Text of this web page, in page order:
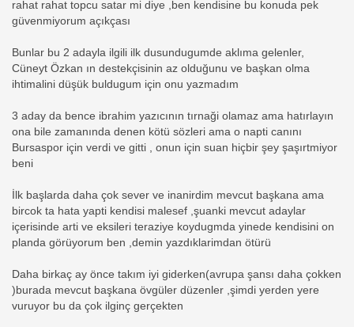
rahat rahat topcu satar mi diye ,ben kendisine bu konuda pek
güvenmiyorum açıkçası
Bunlar bu 2 adayla ilgili ilk dusundugumde aklıma gelenler,
Cüneyt Özkan ın destekçisinin az olduğunu ve başkan olma
ihtimalini düşük buldugum için onu yazmadım
3 aday da bence ibrahim yazıcının tırnaği olamaz ama hatırlayın
ona bile zamanında denen kötü sözleri ama o napti canını
Bursaspor için verdi ve gitti , onun için suan hiçbir şey şaşırtmiyor
beni
İlk başlarda daha çok sever ve inanirdim mevcut başkana ama
bircok ta hata yapti kendisi malesef ,şuanki mevcut adaylar
içerisinde arti ve eksileri teraziye koydugmda yinede kendisini on
planda görüyorum ben ,demin yazdıklarimdan ötürü
Daha birkaç ay önce takım iyi giderken(avrupa şansı daha çokken
)burada mevcut başkana övgüler düzenler ,şimdi yerden yere
vuruyor bu da çok ilginç gerçekten